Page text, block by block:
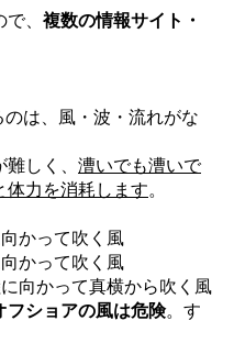
、 複数の情報サイト・
は、風・波・流れがな
しく、 漕いでも漕いで
体力を消耗します。
かって吹く風
かって吹く風
向かって真横から吹く風
フショアの風は危険。す